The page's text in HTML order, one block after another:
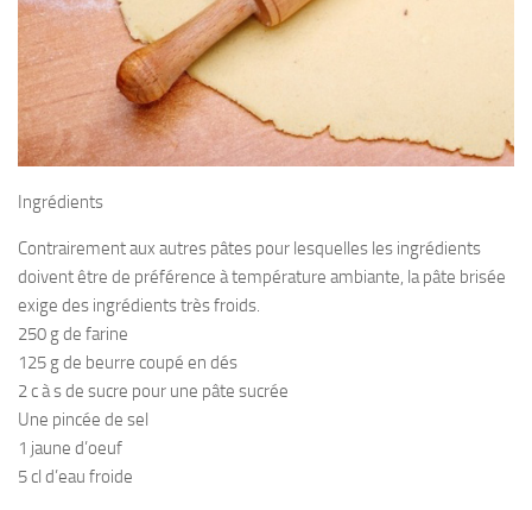
Ingrédients
Contrairement aux autres pâtes pour lesquelles les ingrédients
doivent être de préférence à température ambiante, la pâte brisée
exige des ingrédients très froids.
250 g de farine
125 g de beurre coupé en dés
2 c à s de sucre pour une pâte sucrée
Une pincée de sel
1 jaune d’oeuf
5 cl d’eau froide